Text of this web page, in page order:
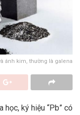
ánh kim, thường là galena
học, ký hiệu “Pb” có